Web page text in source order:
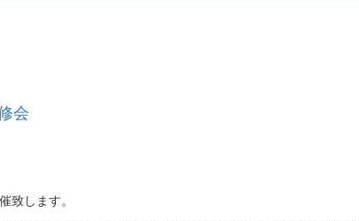
会
致します。